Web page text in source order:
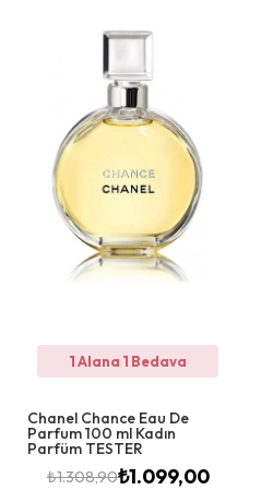
1 Alana 1 Bedava
Chanel Chance Eau De
Parfum 100 ml Kadın
Parfüm TESTER
₺1.308,90₺1.099,00